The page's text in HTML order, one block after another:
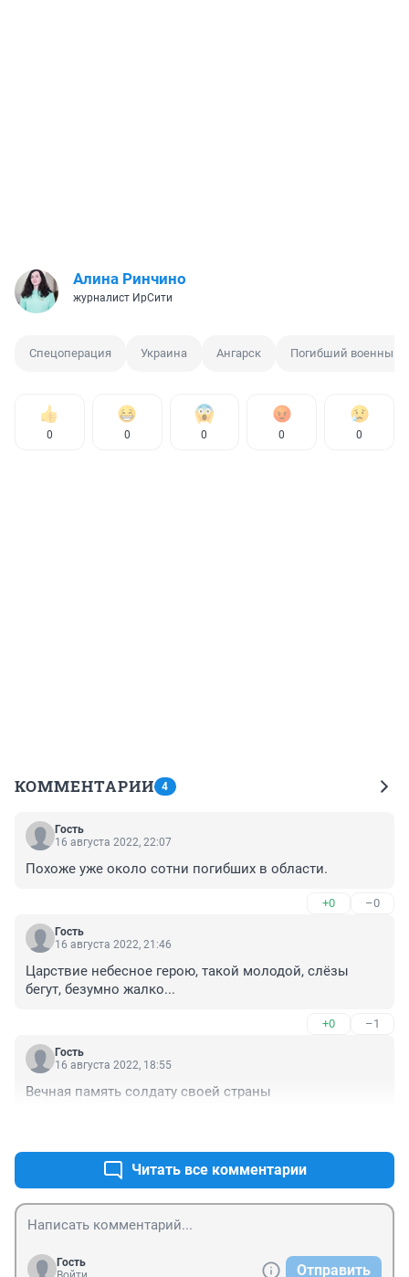
Алина Ринчино
журналист ИрСити
Спецоперация Украина Ангарск Погибший военный
0 0 0 0 0
КОММЕНТАРИИ 4
Гость
16 августа 2022, 22:07
Похоже уже около сотни погибших в области.
+0 –0
Гость
16 августа 2022, 21:46
Царствие небесное герою, такой молодой, слёзы
бегут, безумно жалко...
+0 –1
Гость
16 августа 2022, 18:55
Вечная память солдату своей страны
Читать все комментарии
Гость
Отправить